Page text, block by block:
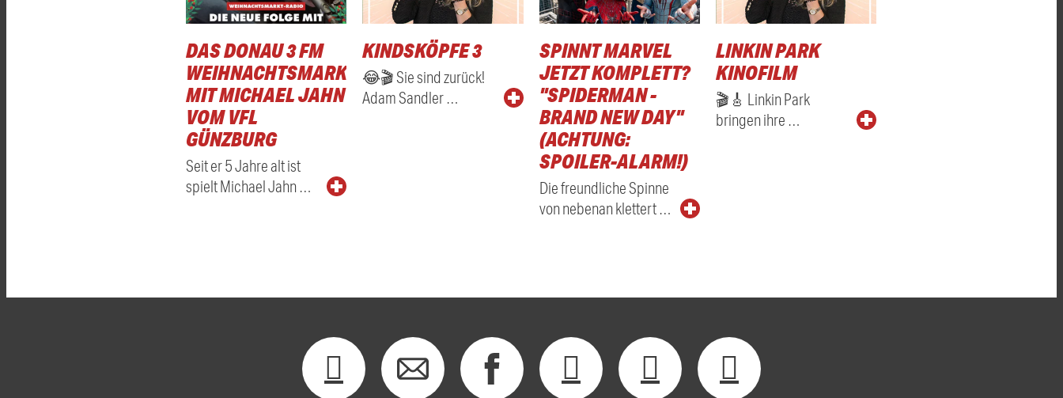
DAS DONAU 3 FM
WEIHNACHTSMARKTRADIO
MIT MICHAEL JAHN
VOM VFL
GÜNZBURG
Seit er 5 Jahre alt ist
spielt Michael Jahn …
KINDSKÖPFE 3
😂🎬 Sie sind zurück!
Adam Sandler …
SPINNT MARVEL
JETZT KOMPLETT?
"SPIDERMAN -
BRAND NEW DAY"
(ACHTUNG:
SPOILER-ALARM!)
Die freundliche Spinne
von nebenan klettert …
LINKIN PARK
KINOFILM
🎬🎸 Linkin Park
bringen ihre …